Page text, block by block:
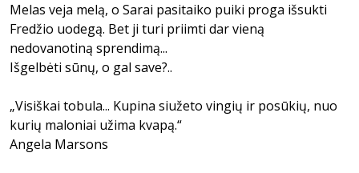
Melas veja melą, o Sarai pasitaiko puiki proga išsukti
Fredžio uodegą. Bet ji turi priimti dar vieną
nedovanotiną sprendimą...
Išgelbėti sūnų, o gal save?..
„Visiškai tobula... Kupina siužeto vingių ir posūkių, nuo
kurių maloniai užima kvapą.“
Angela Marsons